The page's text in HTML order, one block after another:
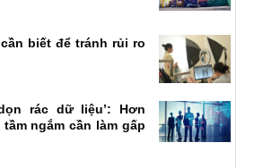
biết để tránh rủi ro
tầm ngắm cần làm gấp